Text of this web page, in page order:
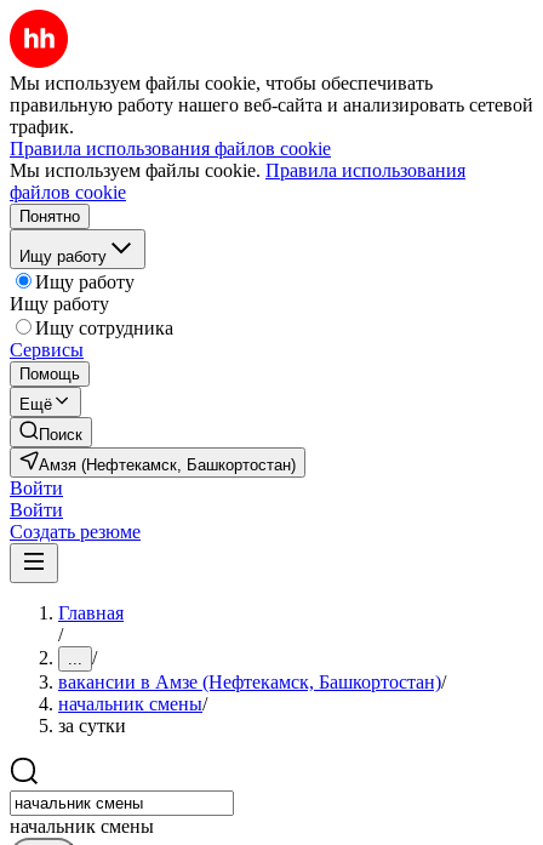
Мы используем файлы cookie, чтобы обеспечивать
правильную работу нашего веб-сайта и анализировать сетевой
трафик.
Правила использования файлов cookie
Мы используем файлы cookie. Правила использования
файлов cookie
Понятно
Ищу работу
Ищу работу
Ищу работу
Ищу сотрудника
Сервисы
Помощь
Ещё
Поиск
Амзя (Нефтекамск, Башкортостан)
Войти
Войти
Создать резюме
Главная
/
... /
вакансии в Амзе (Нефтекамск, Башкортостан)/
начальник смены/
за сутки
начальник смены